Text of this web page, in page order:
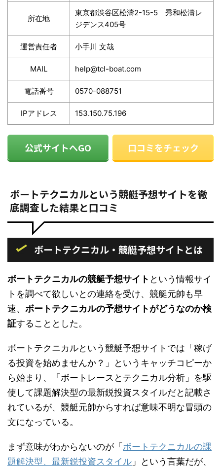
所在地
東京都渋谷区松濤2-15-5 秀和松濤レ
ジデンス405号
運営責任者 小手川 文哉
MAIL help@tcl-boat.com
電話番号 0570-088751
IPアドレス 153.150.75.196
公式サイトへGO 口コミをチェック
ボートテクニカルという競艇予想サイトを徹
底調査した結果と口コミ
ボートテクニカル・競艇予想サイトとは
ボートテクニカルの競艇予想サイト という情報サイ
トを調べて欲しいとの連絡を受け、競艇元帥も早
速、 ボートテクニカルの予想サイトがどうなのか検
証することとした。
ボートテクニカルという競艇予想サイトでは「稼げ
る投資を始めませんか？」というキャッチコピーか
ら始まり、「ボートレースとテクニカル分析」を駆
使して課題解決型の最新鋭投資スタイルだと記載さ
れているが、競艇元帥からすれば意味不明な冒頭の
文になっている。
まず意味がわからないのが「ボートテクニカルの課
題解決型、最新鋭投資スタイル 」という言葉だが、